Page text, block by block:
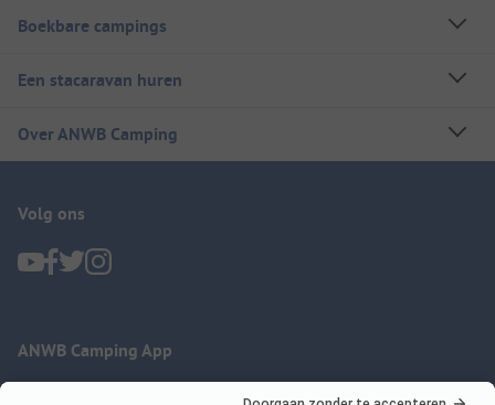
Boekbare campings
Een stacaravan huren
Over ANWB Camping
Volg ons
ANWB Camping App